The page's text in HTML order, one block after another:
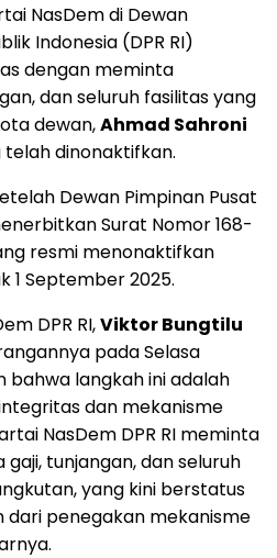
NasDem di Dewan
Indonesia (DPR RI)
dengan meminta
dan seluruh fasilitas yang
dewan,Ahmad Sahroni
telah dinonaktifkan.
Dewan Pimpinan Pusat
Surat Nomor 168-
resmi menonaktifkan
1 September 2025.
DPR RI,Viktor Bungtilu
pada Selasa
langkah ini adalah
dan mekanisme
NasDem DPR RI meminta
tunjangan, dan seluruh
yang kini berstatus
dari penegakan mekanisme